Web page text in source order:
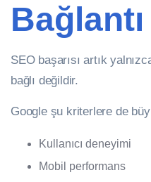
Bağlantı
SEO başarısı artık
bağlı değildir.
Google şu kriterlere de
Kullanıcı deneyimi
Mobil performans